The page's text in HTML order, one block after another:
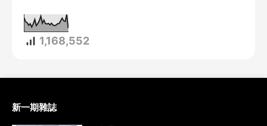
1,168,552
新一期雜誌